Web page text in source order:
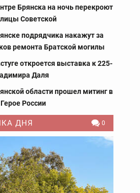
Брянска на ночь перекроют
Советской
подрядчика накажут за
ремонта Братской могилы
откроется выставка к 225-
Даля
области прошел митинг в
России
ДНЯ 0